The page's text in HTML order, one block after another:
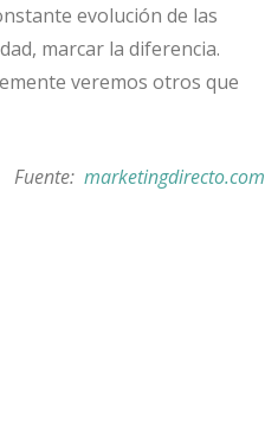
evolución de las
marcar la diferencia.
veremos otros que
Fuente:marketingdirecto.com